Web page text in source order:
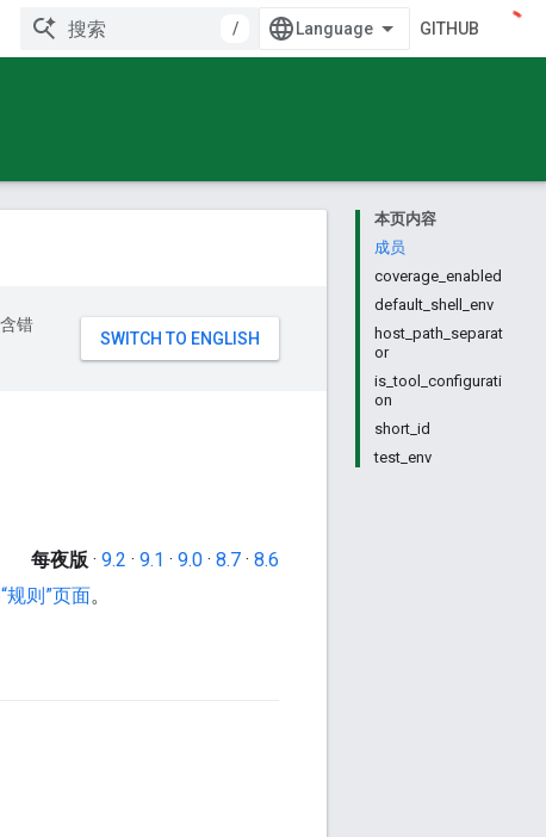
/ GITHUB
本页内容
成员
coverage_enabled
default_shell_env
host_path_separat
or
is_tool_configurati
on
short_id
test_env
错
每夜版 · 9.2 · 9.1 · 9.0 · 8.7 · 8.6
“规则”页面。